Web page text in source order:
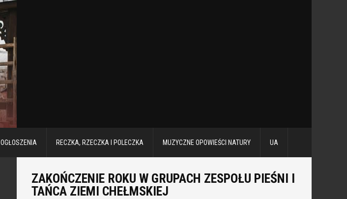
OGŁOSZENIA RECZKA, RZECZKA I POLECZKA MUZYCZNE OPOWIEŚCI NATURY UA
ZAKOŃCZENIE ROKU W GRUPACH ZESPOŁU PIEŚNI I
TAŃCA ZIEMI CHEŁMSKIEJ